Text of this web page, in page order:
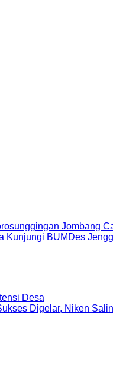
Jombang
Kunjungi BUMDes
Desa
Digelar, Niken